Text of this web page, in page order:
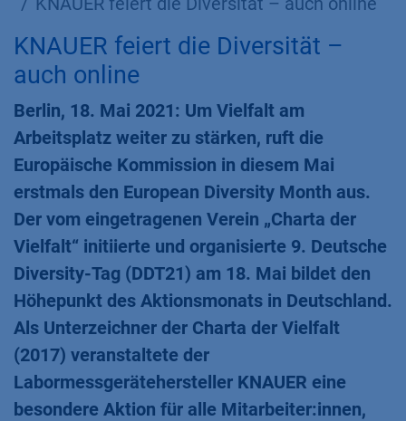
KNAUER feiert die Diversität –
auch online
Berlin, 18. Mai 2021: Um Vielfalt am
Arbeitsplatz weiter zu stärken, ruft die
Europäische Kommission in diesem Mai
erstmals den European Diversity Month aus.
Der vom eingetragenen Verein „Charta der
Vielfalt“ initiierte und organisierte 9. Deutsche
Diversity-Tag (DDT21) am 18. Mai bildet den
Höhepunkt des Aktionsmonats in Deutschland.
Als Unterzeichner der Charta der Vielfalt
(2017) veranstaltete der
Labormessgerätehersteller KNAUER eine
besondere Aktion für alle Mitarbeiter:innen,